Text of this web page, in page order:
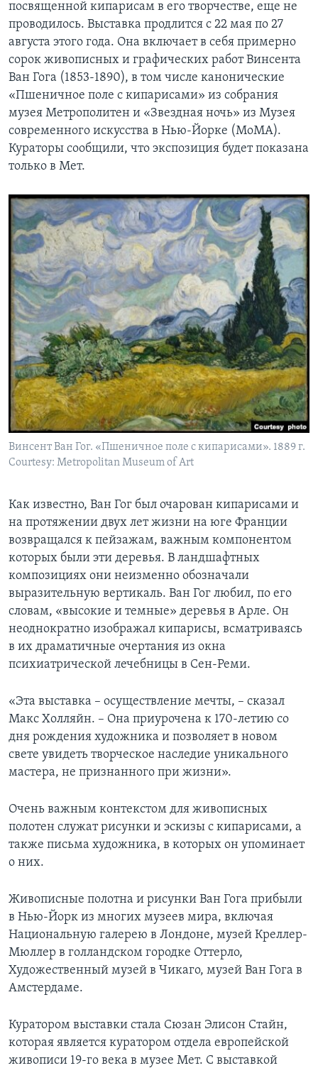
посвященной кипарисам в его творчестве, еще не
проводилось. Выставка продлится с 22 мая по 27
августа этого года. Она включает в себя примерно
сорок живописных и графических работ Винсента
Ван Гога (1853-1890), в том числе канонические
«Пшеничное поле с кипарисами» из собрания
музея Метрополитен и «Звездная ночь» из Музея
современного искусства в Нью-Йорке (MoMA).
Кураторы сообщили, что экспозиция будет показана
только в Мет.
Винсент Ван Гог. «Пшеничное поле с кипарисами». 1889 г.
Courtesy: Metropolitan Museum of Art
Как известно, Ван Гог был очарован кипарисами и
на протяжении двух лет жизни на юге Франции
возвращался к пейзажам, важным компонентом
которых были эти деревья. В ландшафтных
композициях они неизменно обозначали
выразительную вертикаль. Ван Гог любил, по его
словам, «высокие и темные» деревья в Арле. Он
неоднократно изображал кипарисы, всматриваясь
в их драматичные очертания из окна
психиатрической лечебницы в Сен-Реми.
«Эта выставка – осуществление мечты, – сказал
Макс Холляйн. – Она приурочена к 170-летию со
дня рождения художника и позволяет в новом
свете увидеть творческое наследие уникального
мастера, не признанного при жизни».
Очень важным контекстом для живописных
полотен служат рисунки и эскизы с кипарисами, а
также письма художника, в которых он упоминает
о них.
Живописные полотна и рисунки Ван Гога прибыли
в Нью-Йорк из многих музеев мира, включая
Национальную галерею в Лондоне, музей Креллер-
Мюллер в голландском городке Оттерло,
Художественный музей в Чикаго, музей Ван Гога в
Амстердаме.
Куратором выставки стала Сюзан Элисон Стайн,
которая является куратором отдела европейской
живописи 19-го века в музее Мет. С выставкой